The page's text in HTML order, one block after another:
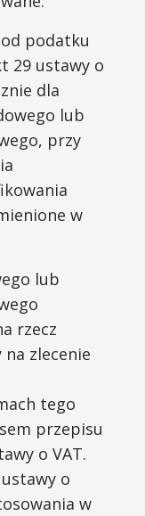
podatku
29 ustawy o
dla
lub
przy
w
lub
rzecz
zlecenie
tego
przepisu
o VAT.
o
w